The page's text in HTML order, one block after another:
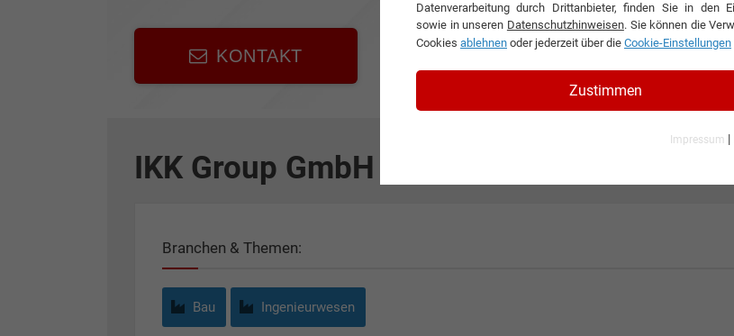
KONTAKT
IKK Group GmbH
Branchen & Themen:
Bau Ingenieurwesen
Datenverarbeitung durch Drittanbieter, finden Sie in den
sowie in unseren Datenschutzhinweisen. Sie können die
Cookies ablehnen oder jederzeit über die Cookie-Einstellungen
Zustimmen
Impressum |